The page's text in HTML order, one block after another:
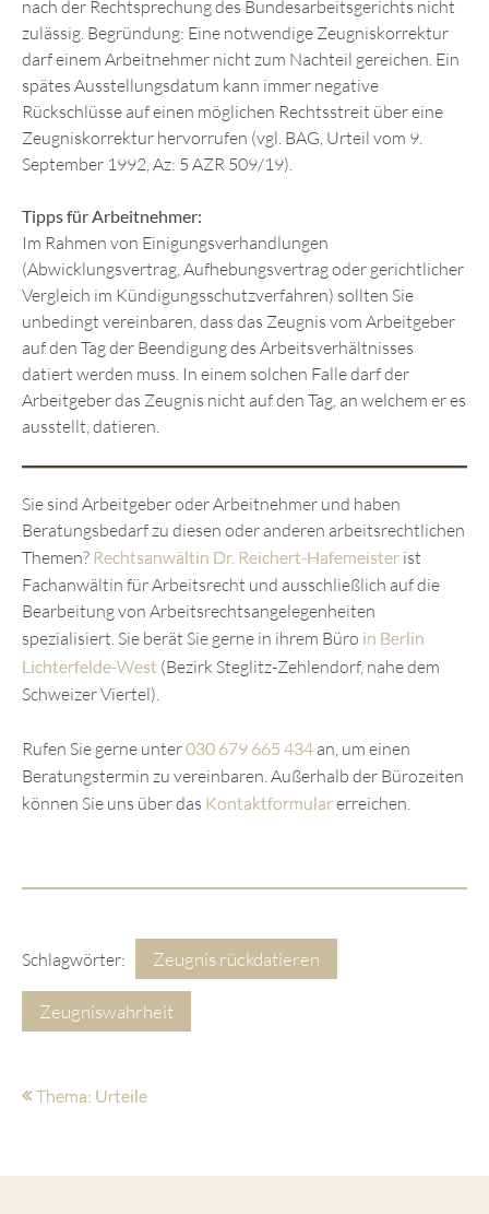
nach der Rechtsprechung des Bundesarbeitsgerichts nicht
zulässig. Begründung: Eine notwendige Zeugniskorrektur
darf einem Arbeitnehmer nicht zum Nachteil gereichen. Ein
spätes Ausstellungsdatum kann immer negative
Rückschlüsse auf einen möglichen Rechtsstreit über eine
Zeugniskorrektur hervorrufen (vgl. BAG, Urteil vom 9.
September 1992, Az: 5 AZR 509/19).
Tipps für Arbeitnehmer:
Im Rahmen von Einigungsverhandlungen
(Abwicklungsvertrag, Aufhebungsvertrag oder gerichtlicher
Vergleich im Kündigungsschutzverfahren) sollten Sie
unbedingt vereinbaren, dass das Zeugnis vom Arbeitgeber
auf den Tag der Beendigung des Arbeitsverhältnisses
datiert werden muss. In einem solchen Falle darf der
Arbeitgeber das Zeugnis nicht auf den Tag, an welchem er es
ausstellt, datieren.
Sie sind Arbeitgeber oder Arbeitnehmer und haben
Beratungsbedarf zu diesen oder anderen arbeitsrechtlichen
Themen? Rechtsanwältin Dr. Reichert-Hafemeister ist
Fachanwältin für Arbeitsrecht und ausschließlich auf die
Bearbeitung von Arbeitsrechtsangelegenheiten
spezialisiert. Sie berät Sie gerne in ihrem Büro in Berlin
Lichterfelde-West (Bezirk Steglitz-Zehlendorf, nahe dem
Schweizer Viertel).
Rufen Sie gerne unter030 679 665 434 an, um einen
Beratungstermin zu vereinbaren. Außerhalb der Bürozeiten
können Sie uns über das Kontaktformularerreichen.
Schlagwörter: Zeugnis rückdatieren
Zeugniswahrheit
Thema: Urteile